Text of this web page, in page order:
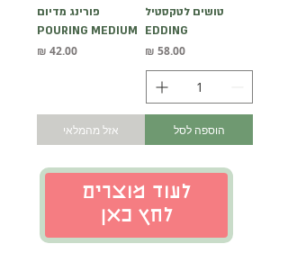
טושים לטקסטיל
EDDING
מחיר
הוספה לסל
פורינג מדיום
POURING MEDIUM
מחיר
אזל מהמלאי
לעוד מוצרים
לחץ כאן